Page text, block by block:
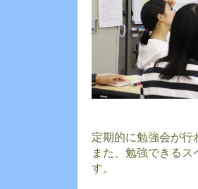
定期的に勉強会が
また、勉強できる
す。